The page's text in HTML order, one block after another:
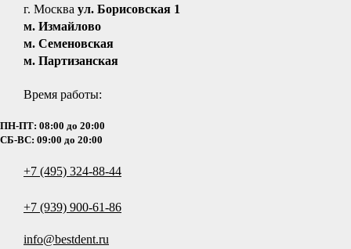
ОТЗЫВЫ ПО ДАННОЙ УСЛУГЕ
г. Москва ул. Борисовская 1
м. Измайлово
м. Семеновская
м. Партизанская
Время работы:
ПН-ПТ: 08:00 до 20:00
СБ-ВС: 09:00 до 20:00
+7 (495) 324-88-44
+7 (939) 900-61-86
info@bestdent.ru